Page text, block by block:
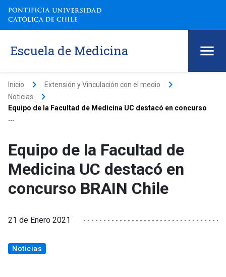
Escuela de Medicina
Inicio keyboard_arrow_right Extensión y Vinculación con el medio keyboard_arrow_right
Noticias keyboard_arrow_right
Equipo de la Facultad de Medicina UC destacó en concurso
...
Equipo de la Facultad de
Medicina UC destacó en
concurso BRAIN Chile
21 de Enero 2021
Noticias